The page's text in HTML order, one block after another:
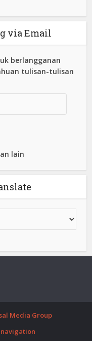
via Email
berlangganan
tulisan-tulisan
lain
Media Group